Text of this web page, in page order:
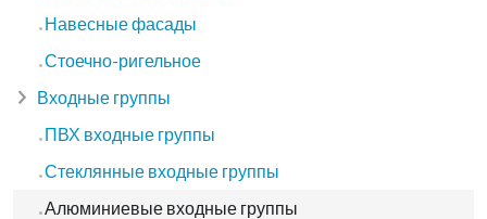
Навесные фасады
Стоечно-ригельное
Входные группы
ПВХ входные группы
Стеклянные входные группы
Алюминиевые входные группы